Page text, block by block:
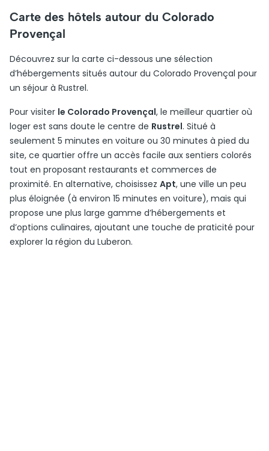
Carte des hôtels autour du Colorado
Provençal
Découvrez sur la carte ci-dessous une sélection
d’hébergements situés autour du Colorado Provençal pour
un séjour à Rustrel.
Pour visiter le Colorado Provençal, le meilleur quartier où
loger est sans doute le centre de Rustrel. Situé à
seulement 5 minutes en voiture ou 30 minutes à pied du
site, ce quartier offre un accès facile aux sentiers colorés
tout en proposant restaurants et commerces de
proximité. En alternative, choisissez Apt, une ville un peu
plus éloignée (à environ 15 minutes en voiture), mais qui
propose une plus large gamme d’hébergements et
d’options culinaires, ajoutant une touche de praticité pour
explorer la région du Luberon.